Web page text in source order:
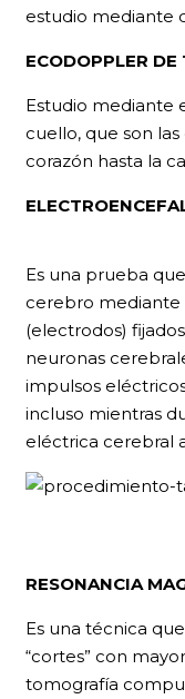
estudio mediante
ECODOPPLER
Estudio mediante
cuello, que son
corazón hasta la
Es una prueba
cerebro mediante
(electrodos)
neuronas
impulsos
incluso mientras
eléctrica cerebral
RESONANCIA MA
Es una técnica
“cortes” con
tomografía